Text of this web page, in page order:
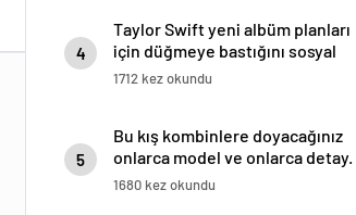
4
Taylor Swift yeni albüm planları
için düğmeye bastığını sosyal
medyadan duyurdu!
1712 kez okundu
5
Bu kış kombinlere doyacağınız
onlarca model ve onlarca detay.
1680 kez okundu